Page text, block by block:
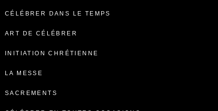
CÉLÉBRER DANS LE TEMPS
ART DE CÉLÉBRER
INITIATION CHRÉTIENNE
LA MESSE
SACREMENTS